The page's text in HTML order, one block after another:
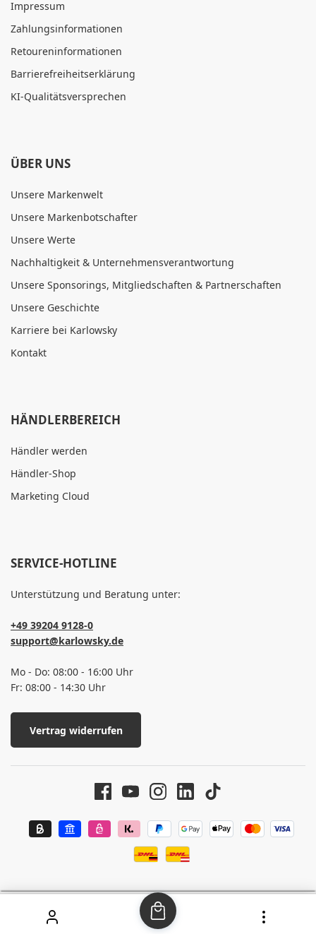
Impressum
Zahlungsinformationen
Retoureninformationen
Barrierefreiheitserklärung
KI-Qualitätsversprechen
ÜBER UNS
Unsere Markenwelt
Unsere Markenbotschafter
Unsere Werte
Nachhaltigkeit & Unternehmensverantwortung
Unsere Sponsorings, Mitgliedschaften & Partnerschaften
Unsere Geschichte
Karriere bei Karlowsky
Kontakt
HÄNDLERBEREICH
Händler werden
Händler-Shop
Marketing Cloud
SERVICE-HOTLINE
Unterstützung und Beratung unter:
+49 39204 9128-0
support@karlowsky.de
Mo - Do: 08:00 - 16:00 Uhr
Fr: 08:00 - 14:30 Uhr
Vertrag widerrufen
© 2026 Karlowsky Fashion GmbH - Alle Rechte vorbehalten
Bewertungen bei: google.com, shopvote.de ⓘ
Informationen zur Echtheit der Bewertungen